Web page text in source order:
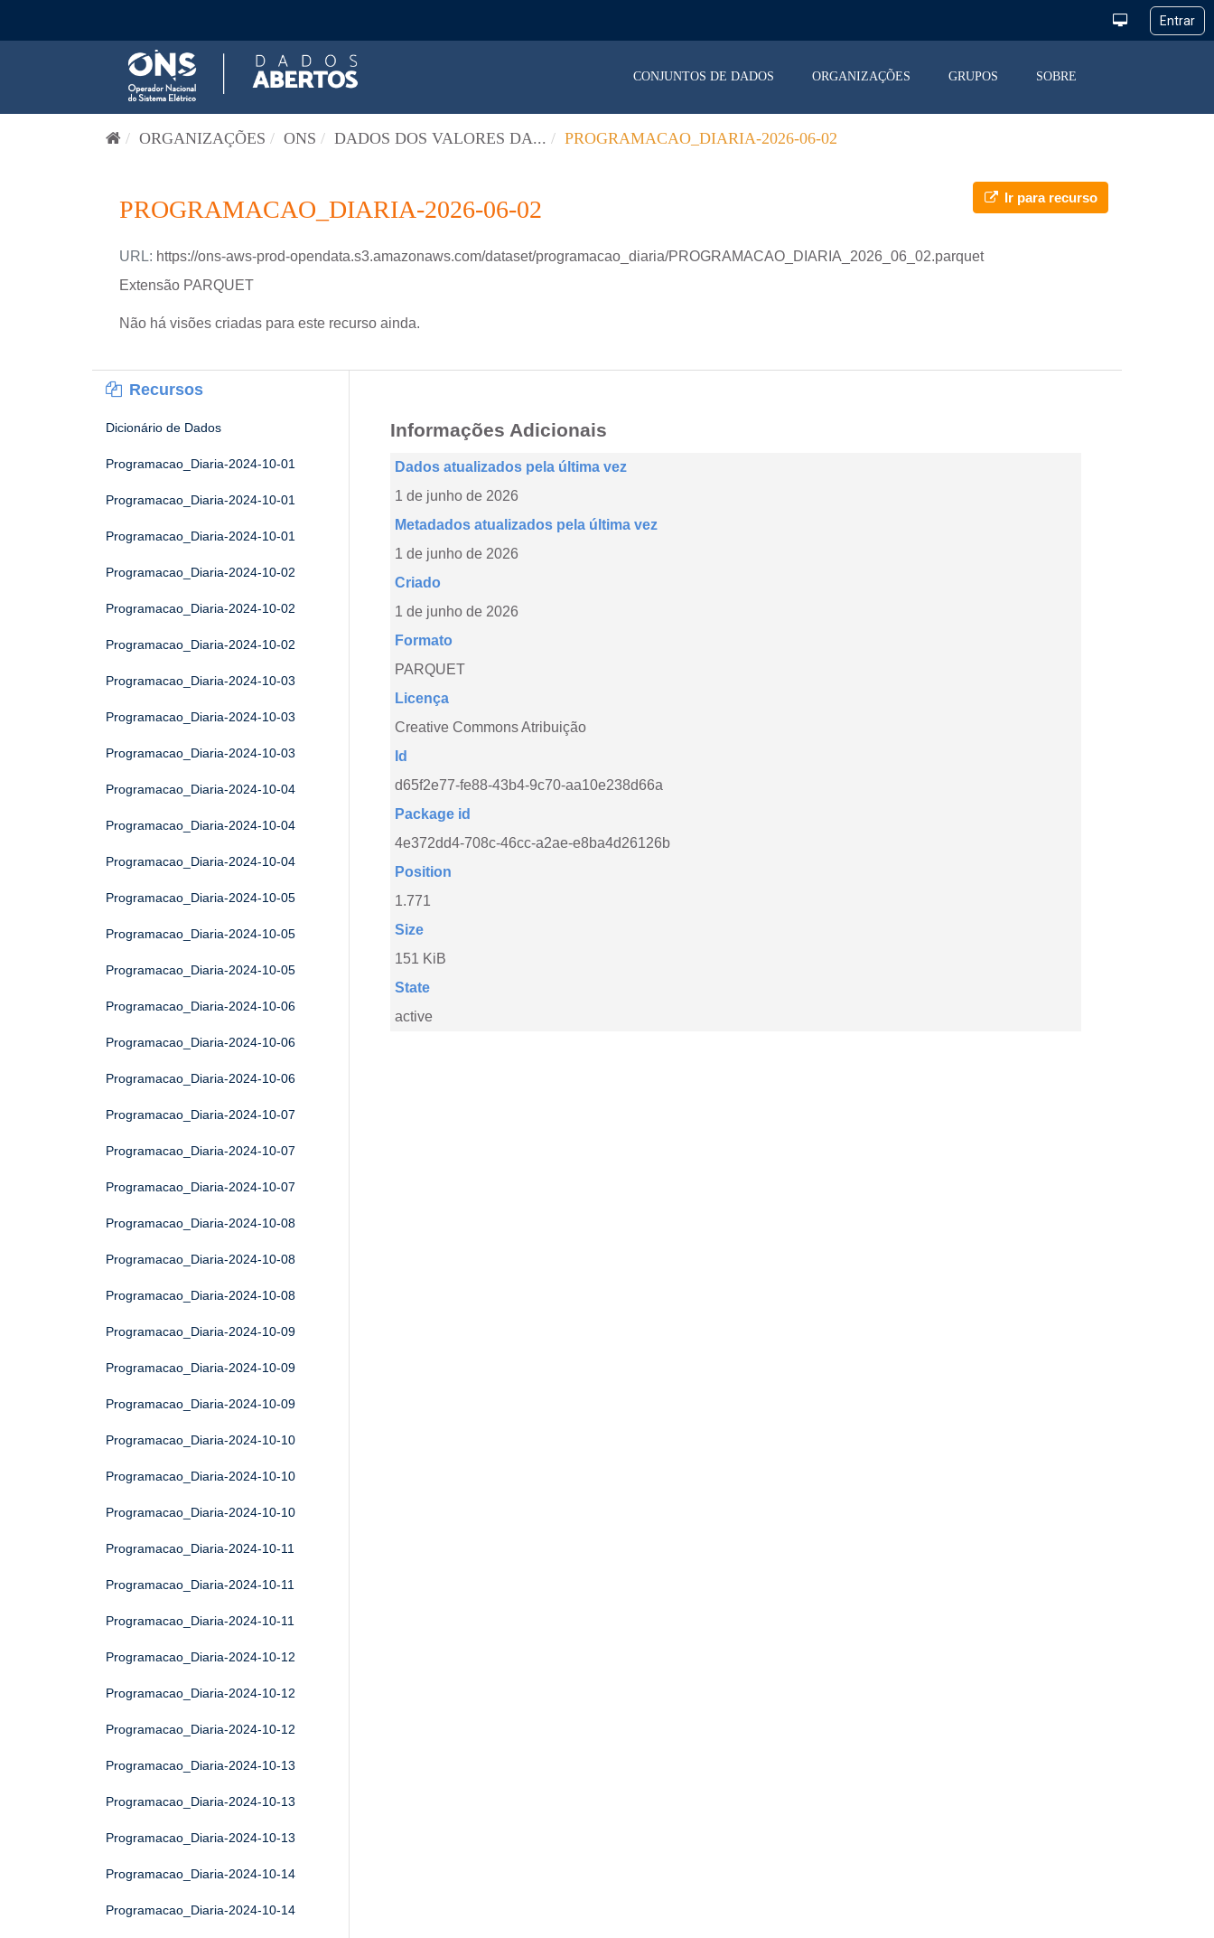
CONJUNTOS DE DADOS ORGANIZAÇÕES GRUPOS SOBRE
ORGANIZAÇÕES ONS DADOS DOS VALORES DA... PROGRAMACAO_DIARIA-2026-06-02
Ir para recurso
PROGRAMACAO_DIARIA-2026-06-02
URL: https://ons-aws-prod-opendata.s3.amazonaws.com/dataset/programacao_diaria/PROGRAMACAO_DIARIA_2026_06_02.parquet
Extensão PARQUET
Não há visões criadas para este recurso ainda.
Recursos
Dicionário de Dados
Programacao_Diaria-2024-10-01
Programacao_Diaria-2024-10-01
Programacao_Diaria-2024-10-01
Programacao_Diaria-2024-10-02
Programacao_Diaria-2024-10-02
Programacao_Diaria-2024-10-02
Programacao_Diaria-2024-10-03
Programacao_Diaria-2024-10-03
Programacao_Diaria-2024-10-03
Programacao_Diaria-2024-10-04
Programacao_Diaria-2024-10-04
Programacao_Diaria-2024-10-04
Programacao_Diaria-2024-10-05
Programacao_Diaria-2024-10-05
Programacao_Diaria-2024-10-05
Programacao_Diaria-2024-10-06
Programacao_Diaria-2024-10-06
Programacao_Diaria-2024-10-06
Programacao_Diaria-2024-10-07
Programacao_Diaria-2024-10-07
Programacao_Diaria-2024-10-07
Programacao_Diaria-2024-10-08
Programacao_Diaria-2024-10-08
Programacao_Diaria-2024-10-08
Programacao_Diaria-2024-10-09
Programacao_Diaria-2024-10-09
Programacao_Diaria-2024-10-09
Programacao_Diaria-2024-10-10
Programacao_Diaria-2024-10-10
Programacao_Diaria-2024-10-10
Programacao_Diaria-2024-10-11
Programacao_Diaria-2024-10-11
Programacao_Diaria-2024-10-11
Programacao_Diaria-2024-10-12
Programacao_Diaria-2024-10-12
Programacao_Diaria-2024-10-12
Programacao_Diaria-2024-10-13
Programacao_Diaria-2024-10-13
Programacao_Diaria-2024-10-13
Programacao_Diaria-2024-10-14
Programacao_Diaria-2024-10-14
Informações Adicionais
Dados atualizados pela última vez
1 de junho de 2026
Metadados atualizados pela última vez
1 de junho de 2026
Criado
1 de junho de 2026
Formato
PARQUET
Licença
Creative Commons Atribuição
Id
d65f2e77-fe88-43b4-9c70-aa10e238d66a
Package id
4e372dd4-708c-46cc-a2ae-e8ba4d26126b
Position
1.771
Size
151 KiB
State
active